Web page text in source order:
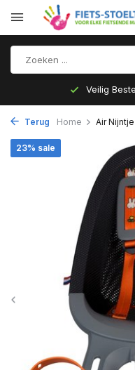
Veilig
Terug Home Air
23% sale